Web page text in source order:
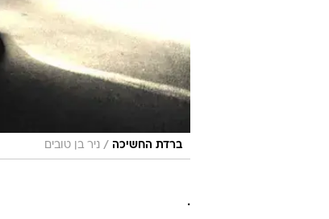
ברדת החשיכה / ניר בן טובים
.